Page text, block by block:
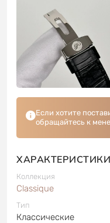
Если хотите
обращайтесь к
ХАРАКТЕРИСТИКИ
Коллекция
Classique
Тип
Классические